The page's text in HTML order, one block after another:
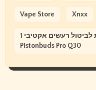
Vape Store Xnxx
אוזניות אלחוטיות אמיתיות לביטול רעשים אקטיבי 1more
Pistonbuds Pro Q30